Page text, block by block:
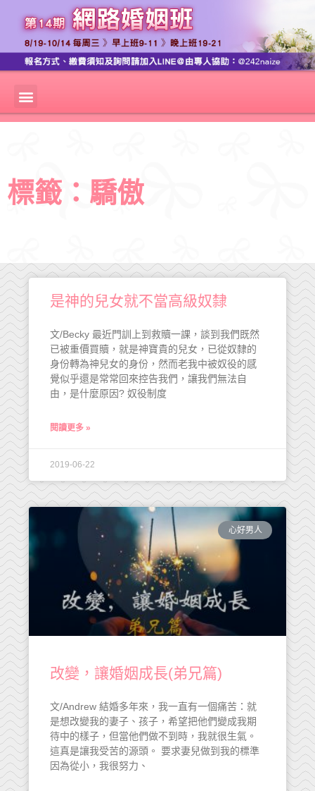
標籤：驕傲
是神的兒女就不當高級奴隸
文/Becky 最近門訓上到救贖一課，談到我們既然
已被重價買贖，就是神寶貴的兒女，已從奴隸的
身份轉為神兒女的身份，然而老我中被奴役的感
覺似乎還是常常回來控告我們，讓我們無法自
由，是什麼原因? 奴役制度
閱讀更多 »
2019-06-22
心好男人
改變，讓婚姻成長(弟兄篇)
文/Andrew 結婚多年來，我一直有一個痛苦：就
是想改變我的妻子、孩子，希望把他們變成我期
待中的樣子，但當他們做不到時，我就很生氣。
這真是讓我受苦的源頭。 要求妻兒做到我的標準
因為從小，我很努力、